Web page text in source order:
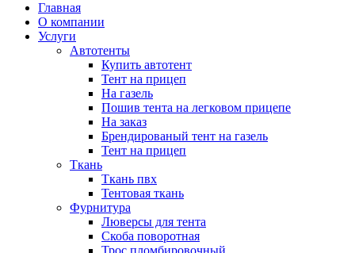
Главная
О компании
Услуги
Автотенты
Купить автотент
Тент на прицеп
На газель
Пошив тента на легковом прицепе
На заказ
Брендированый тент на газель
Тент на прицеп
Ткань
Ткань пвх
Тентовая ткань
Фурнитура
Люверсы для тента
Скоба поворотная
Трос пломбировочный